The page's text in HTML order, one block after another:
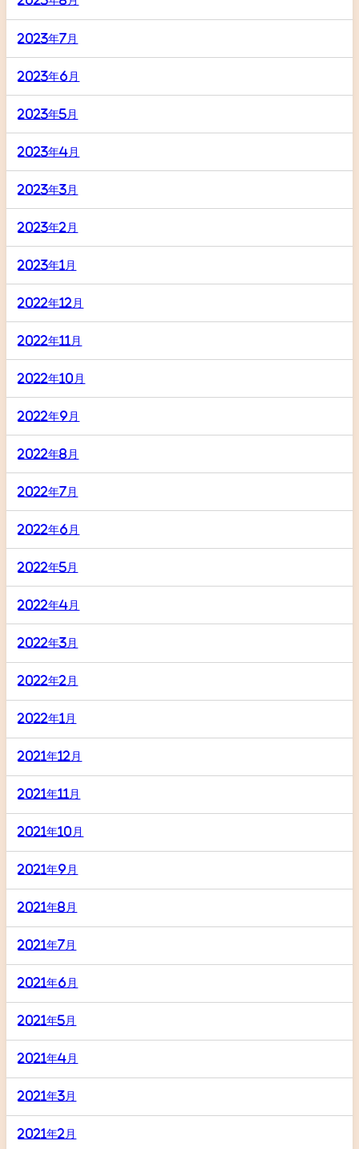
2023年7月
2023年6月
2023年5月
2023年4月
2023年3月
2023年2月
2023年1月
2022年12月
2022年11月
2022年10月
2022年9月
2022年8月
2022年7月
2022年6月
2022年5月
2022年4月
2022年3月
2022年2月
2022年1月
2021年12月
2021年11月
2021年10月
2021年9月
2021年8月
2021年7月
2021年6月
2021年5月
2021年4月
2021年3月
2021年2月